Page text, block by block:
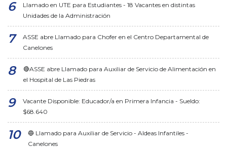
Llamado en UTE para Estudiantes - 18 Vacantes en distintas
Unidades de la Administración
ASSE abre Llamado para Chofer en el Centro Departamental de
Canelones
🔴ASSE abre Llamado para Auxiliar de Servicio de Alimentación en
el Hospital de Las Piedras
Vacante Disponible: Educador/a en Primera Infancia - Sueldo:
$68.640
🔵 Llamado para Auxiliar de Servicio - Aldeas Infantiles -
Canelones